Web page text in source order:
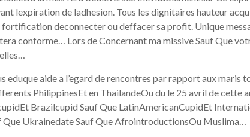
lexpiration de ladhesion. Tous les dignitaires hauteur
deconnecter ou deffacer sa profit. Unique
conforme… Lors de Concernant ma missive Sauf Que
eduque aide a l’egard de rencontres par rapport aux
PhilippinesEt en ThailandeOu du le 25 avril de cette
Brazilcupid Sauf Que LatinAmericanCupidEt
Que Ukrainedate Sauf Que AfrointroductionsOu Muslima…